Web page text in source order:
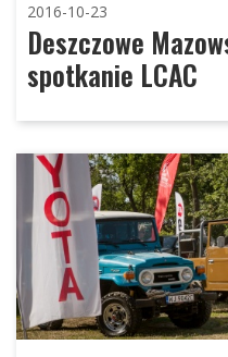
2016-10-23
Deszczowe
spotkanie LCAC